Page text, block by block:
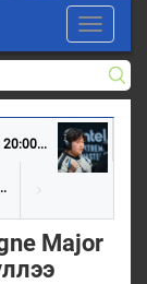
Toggle
20:00...
Major